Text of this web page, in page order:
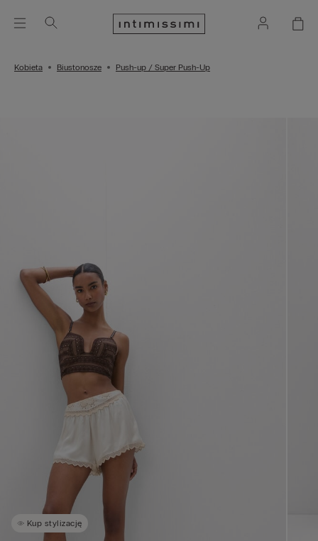
Kobieta Biustonosze Push-up / Super Push-Up
Kup stylizację